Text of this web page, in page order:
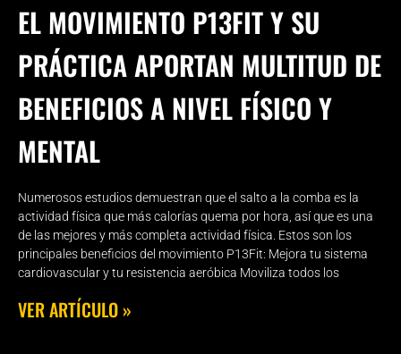
EL MOVIMIENTO P13FIT Y SU
PRÁCTICA APORTAN MULTITUD DE
BENEFICIOS A NIVEL FÍSICO Y
MENTAL
Numerosos estudios demuestran que el salto a la comba es la
actividad física que más calorías quema por hora, así que es una
de las mejores y más completa actividad física. Estos son los
principales beneficios del movimiento P13Fit: Mejora tu sistema
cardiovascular y tu resistencia aeróbica Moviliza todos los
VER ARTÍCULO »